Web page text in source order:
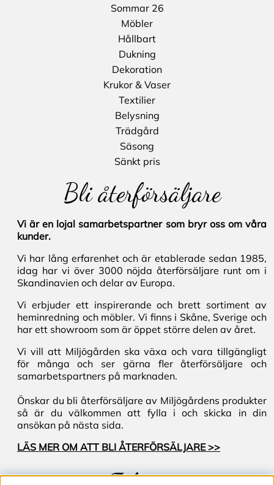
Sommar 26
Möbler
Hållbart
Dukning
Dekoration
Krukor & Vaser
Textilier
Belysning
Trädgård
Säsong
Sänkt pris
Bli återförsäljare
Vi är en lojal samarbetspartner som bryr oss om våra
kunder.
Vi har lång erfarenhet och är etablerade sedan 1985,
idag har vi över 3000 nöjda återförsäljare runt om i
Skandinavien och delar av Europa.
Vi erbjuder ett inspirerande och brett sortiment av
heminredning och möbler. Vi finns i Skåne, Sverige och
har ett showroom som är öppet större delen av året.
Vi vill att Miljögården ska växa och vara tillgängligt
för många och ser gärna fler återförsäljare och
samarbetspartners på marknaden.
Önskar du bli återförsäljare av Miljögårdens produkter
så är du välkommen att fylla i och skicka in din
ansökan på nästa sida.
LÄS MER OM ATT BLI ÅTERFÖRSÄLJARE >>